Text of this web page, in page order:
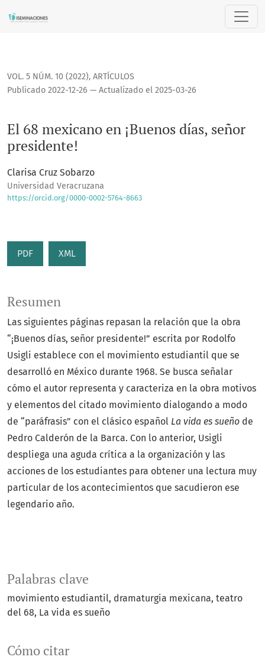
VOL. 5 NÚM. 10 (2022), ARTÍCULOS
El 68 mexicano en ¡Buenos días, señor
presidente!
Publicado 2022-12-26 — Actualizado el 2025-03-26
Clarisa Cruz Sobarzo
Universidad Veracruzana
https://orcid.org/0000-0002-5764-8663
PDF XML
Palabras clave
movimiento estudiantil dramaturgia mexicana teatro
del 68 La vida es sueño
Cómo citar
Resumen
Las siguientes páginas repasan la relación que la obra
“¡Buenos días, señor presidente!” escrita por Rodolfo
Usigli establece con el movimiento estudiantil que se
desarrolló en México durante 1968. Se busca señalar
cómo el autor representa y caracteriza en la obra motivos
y elementos del citado movimiento dialogando a modo
de “paráfrasis” con el clásico español La vida es sueño de
Pedro Calderón de la Barca. Con lo anterior, Usigli
despliega una aguda crítica a la organización y las
acciones de los estudiantes para obtener una lectura muy
particular de los acontecimientos que sacudieron ese
legendario año.